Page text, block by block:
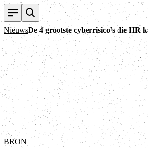
NieuwsDe 4 grootste cyberrisico’s die HR
BRON